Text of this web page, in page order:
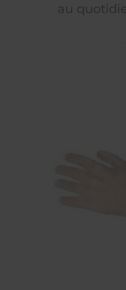
au